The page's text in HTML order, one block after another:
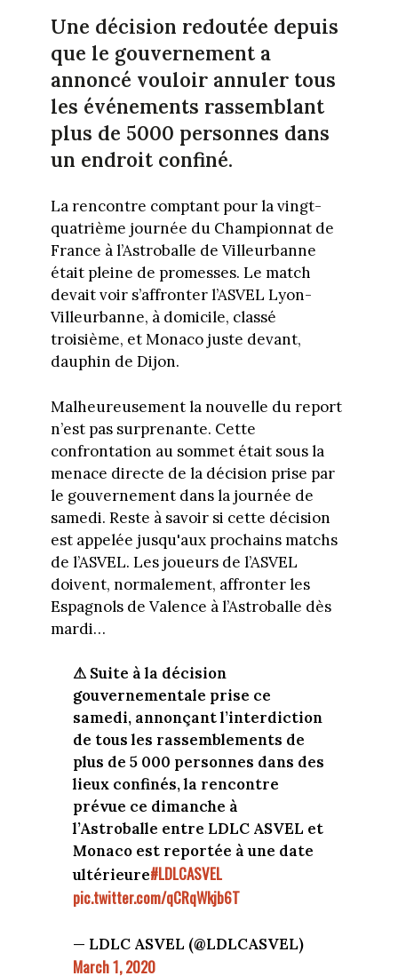
Une décision redoutée depuis
que le gouvernement a
annoncé vouloir annuler tous
les événements rassemblant
plus de 5000 personnes dans
un endroit confiné.
La rencontre comptant pour la vingt-
quatrième journée du Championnat de
France à l’Astroballe de Villeurbanne
était pleine de promesses. Le match
devait voir s’affronter l’ASVEL Lyon-
Villeurbanne, à domicile, classé
troisième, et Monaco juste devant,
dauphin de Dijon.
Malheureusement la nouvelle du report
n’est pas surprenante. Cette
confrontation au sommet était sous la
menace directe de la décision prise par
le gouvernement dans la journée de
samedi. Reste à savoir si cette décision
est appelée jusqu'aux prochains matchs
de l’ASVEL. Les joueurs de l’ASVEL
doivent, normalement, affronter les
Espagnols de Valence à l’Astroballe dès
mardi…
⚠ Suite à la décision
gouvernementale prise ce
samedi, annonçant l’interdiction
de tous les rassemblements de
plus de 5 000 personnes dans des
lieux confinés, la rencontre
prévue ce dimanche à
l’Astroballe entre LDLC ASVEL et
Monaco est reportée à une date
ultérieure#LDLCASVEL
pic.twitter.com/qCRqWkjb6T
— LDLC ASVEL (@LDLCASVEL)
March 1, 2020